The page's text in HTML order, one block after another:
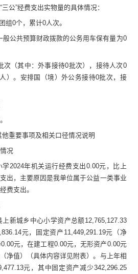
“三公”经费支出实物量的具体情况：
组0个，累计0人次。
般公共预算财政拨款的公务用车保有量为0
次（其中：外事接待0批次），接待人次0
）。安排国（境）外公务接待0批次，接
他重要事项及相关口径情况说明
况
学2024年机关运行经费支出0.00元 ，
比上
出， 主要原因是我单位属于公益一类事业
费支出。
上新城乡中心小学资产总额12,765,127.33
元，固定资产 11,449,291.19元（净
0.00元，在建工程0.00元，无形资产0.00元
净值）（具体内容详见附表）。与上年相
元 ，其中固定资产减少342,296.25